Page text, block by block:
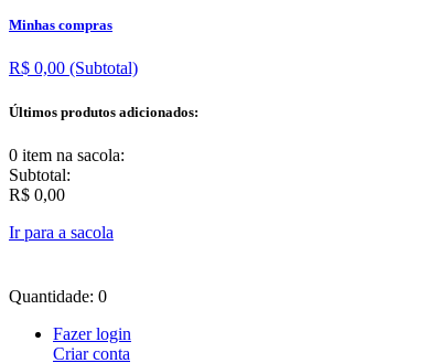
Minhas compras
R$ 0,00 (Subtotal)
Últimos produtos adicionados:
0 item na sacola:
Subtotal:
R$ 0,00
Ir para a sacola
Quantidade: 0
Fazer login
Criar conta